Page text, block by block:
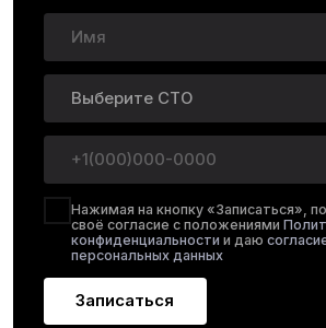
этапе понимаем, требуется ли разовый ремонт
Проводим осмотр автомобилей, диагностику
и первичную оценку технического состояния.
Если парк уже в работе, можем выстроить
наиболее критичные задачи.
Согласование условий
Согласовываем перечень работ, график
обслуживания, порядок записи, условия
ремонта, документооборот и стоимость
с учетом объема машин и регулярности
Заключаем договор и начинаем обслуживание
коммерческого транспорта в согласованном